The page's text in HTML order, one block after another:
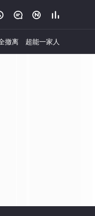
  
撤离 超能一家人